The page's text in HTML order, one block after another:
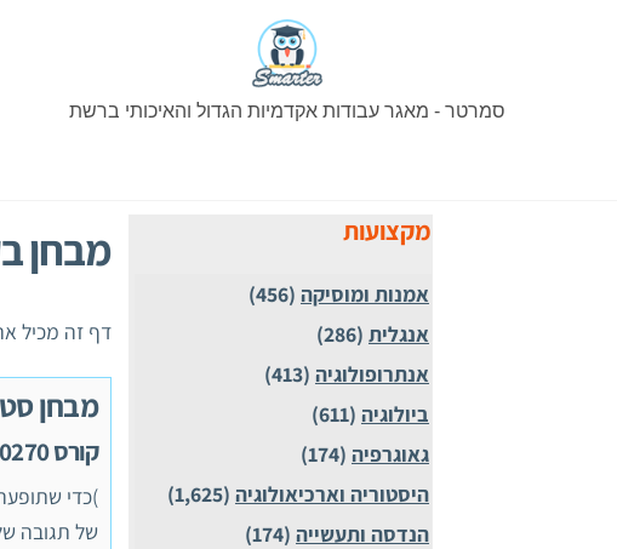
סמרטר - מאגר עבודות אקדמיות הגדול והאיכותי ברשת
מבחן
דף זה מכיל
מבחן
קורס 10270
)כדי
מקצועות
אמנות ומוסיקה (456)
אנגלית (286)
אנתרופולוגיה (413)
ביולוגיה (611)
גאוגרפיה (174)
היסטוריה וארכיאולוגיה (1,625)
הנדסה ותעשייה (174)